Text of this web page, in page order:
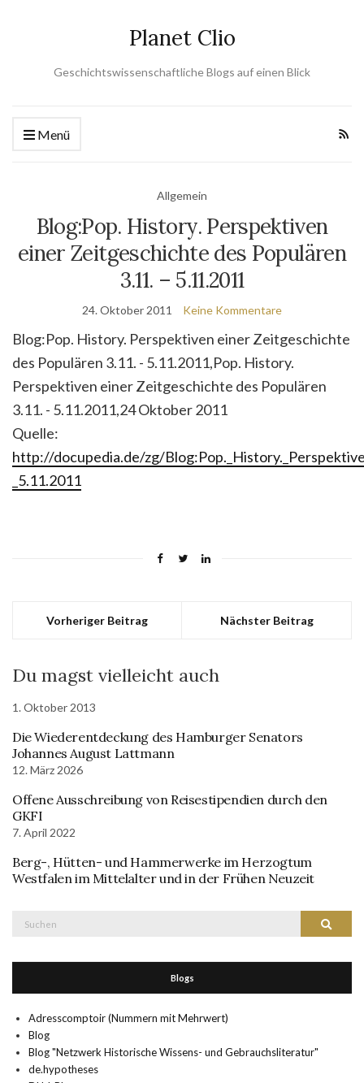
Planet Clio
Geschichtswissenschaftliche Blogs auf einen Blick
Menü
Allgemein
Blog:Pop. History. Perspektiven
einer Zeitgeschichte des Populären
3.11. – 5.11.2011
24. Oktober 2011 Keine Kommentare
Blog:Pop. History. Perspektiven einer Zeitgeschichte
des Populären 3.11. - 5.11.2011,Pop. History.
Perspektiven einer Zeitgeschichte des Populären
3.11. - 5.11.2011,24 Oktober 2011
Quelle:
http://docupedia.de/zg/
_5.11.2011
Vorheriger Beitrag Nächster Beitrag
Du magst vielleicht auch
1. Oktober 2013
Die Wiederentdeckung des Hamburger Senators
Johannes August Lattmann
12. März 2026
Offene Ausschreibung von Reisestipendien durch den
GKFI
7. April 2022
Berg-, Hütten- und Hammerwerke im Herzogtum
Westfalen im Mittelalter und in der Frühen Neuzeit
Suchen
Blogs
Adresscomptoir (Nummern mit Mehrwert)
Blog
Blog "Netzwerk Historische Wissens- und Gebrauchsliteratur"
de.hypotheses